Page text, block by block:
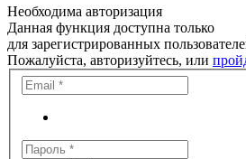
Необходима авторизация
Данная функция доступна только
для зарегистрированных
Пожалуйста, авторизуйтесь, или